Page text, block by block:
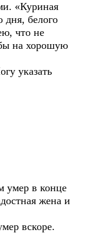
«Куриная
дня, белого
что не
на хорошую
указать
умер в конце
жена и
вскоре.